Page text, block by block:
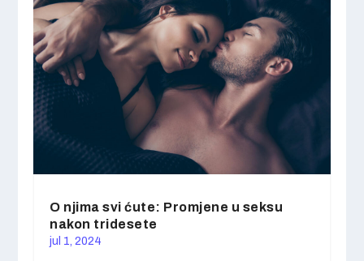
O njima svi ćute: Promjene u seksu
nakon tridesete
jul 1, 2024